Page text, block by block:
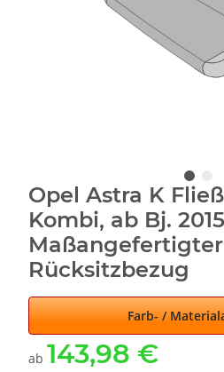
Opel Astra K
Kombi, ab Bj.
Maßangefertigter
Rücksitzbezug
Farb- /
ab 143,98 €